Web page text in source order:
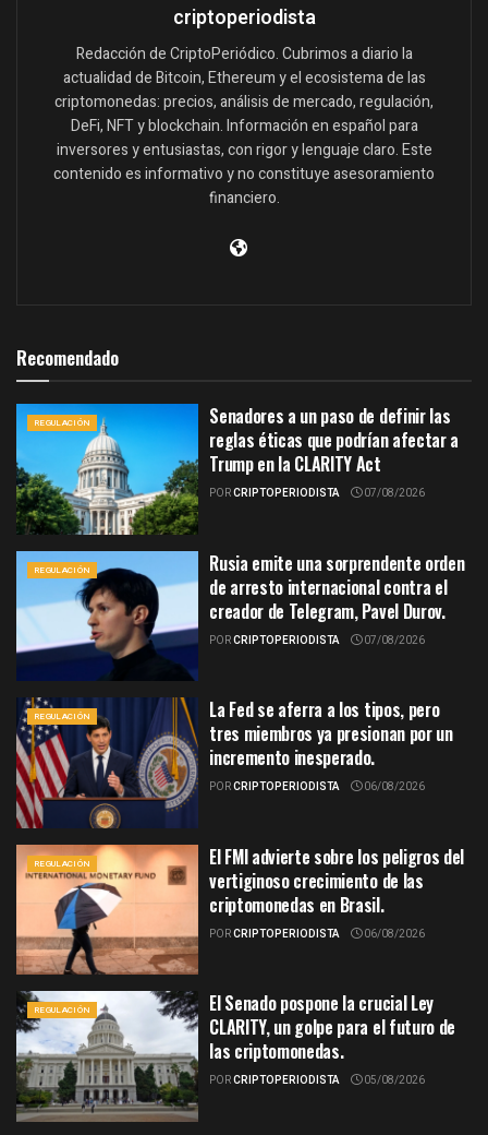
criptoperiodista
Redacción de CriptoPeriódico. Cubrimos a diario la
actualidad de Bitcoin, Ethereum y el ecosistema de las
criptomonedas: precios, análisis de mercado, regulación,
DeFi, NFT y blockchain. Información en español para
inversores y entusiastas, con rigor y lenguaje claro. Este
contenido es informativo y no constituye asesoramiento
financiero.
Recomendado
REGULACIÓN
Senadores a un paso de definir las
reglas éticas que podrían afectar a
Trump en la CLARITY Act
PORCRIPTOPERIODISTA 07/08/2026
REGULACIÓN
Rusia emite una sorprendente orden
de arresto internacional contra el
creador de Telegram, Pavel Durov.
PORCRIPTOPERIODISTA 07/08/2026
REGULACIÓN
La Fed se aferra a los tipos, pero
tres miembros ya presionan por un
incremento inesperado.
PORCRIPTOPERIODISTA 06/08/2026
REGULACIÓN
El FMI advierte sobre los peligros del
vertiginoso crecimiento de las
criptomonedas en Brasil.
PORCRIPTOPERIODISTA 06/08/2026
REGULACIÓN
El Senado pospone la crucial Ley
CLARITY, un golpe para el futuro de
las criptomonedas.
PORCRIPTOPERIODISTA 05/08/2026